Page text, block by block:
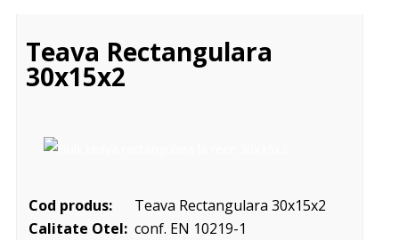
Teava Rectangulara
30x15x2
Cod produs:
Teava Rectangulara 30x15x2
Calitate Otel: conf. EN 10219-1